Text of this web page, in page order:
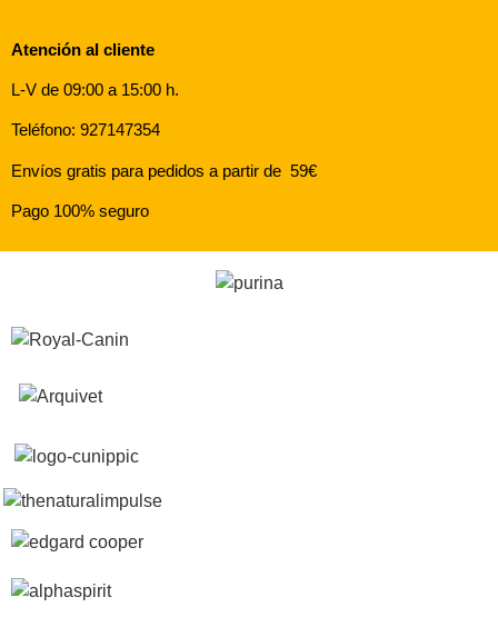
Atención al cliente
L-V de 09:00 a 15:00 h.
Teléfono: 927147354
Envíos gratis para pedidos a partir de 59€
Pago 100% seguro